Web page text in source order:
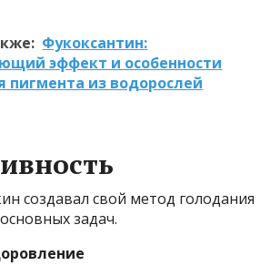
Фукоксантин:
эффект и особенности
пигмента из водорослей
создавал свой метод голодания
задач.